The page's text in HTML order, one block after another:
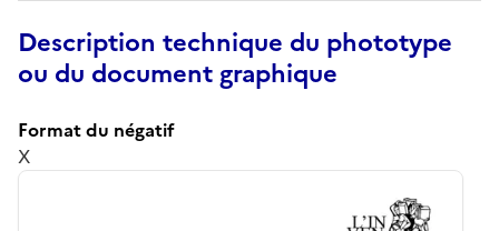
Description technique du phototype
ou du document graphique
Format du négatif
X